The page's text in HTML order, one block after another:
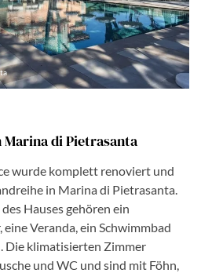
Marina di Pietrasanta
wurde komplett renoviert und
in Marina di Pietrasanta.
Hauses gehören ein
eine Veranda, ein Schwimmbad
Die klimatisierten Zimmer
und WC und sind mit Föhn,